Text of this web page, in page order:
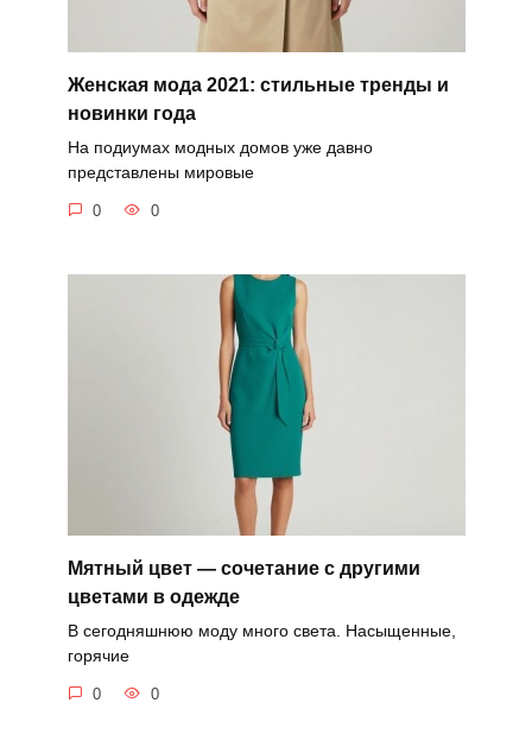
Женская мода 2021: стильные тренды и
новинки года
На подиумах модных домов уже давно
представлены мировые
0 0
Мятный цвет — сочетание с другими
цветами в одежде
В сегодняшнюю моду много света. Насыщенные,
горячие
0 0